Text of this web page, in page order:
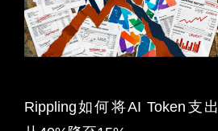
Rippling如何将AI Token支出